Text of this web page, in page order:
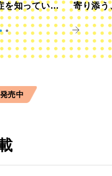
知っていま
寄り添う
きに
売中